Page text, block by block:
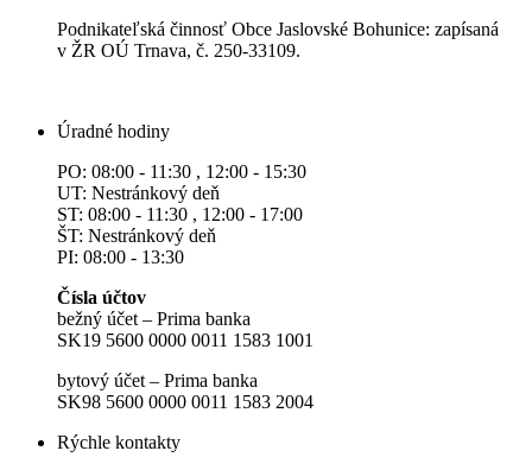
Podnikateľská činnosť Obce Jaslovské Bohunice: zapísaná
v ŽR OÚ Trnava, č. 250-33109.
Úradné hodiny
PO: 08:00 - 11:30 , 12:00 - 15:30
UT: Nestránkový deň
ST: 08:00 - 11:30 , 12:00 - 17:00
ŠT: Nestránkový deň
PI: 08:00 - 13:30
Čísla účtov
bežný účet – Prima banka
SK19 5600 0000 0011 1583 1001
bytový účet – Prima banka
SK98 5600 0000 0011 1583 2004
Rýchle kontakty